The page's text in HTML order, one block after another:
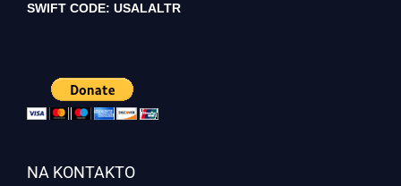
SWIFT CODE: USALALTR
NA KONTAKTO